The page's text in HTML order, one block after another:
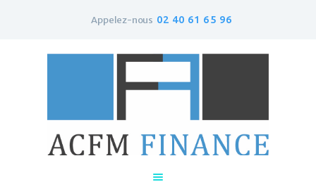
Appelez-nous 02 40 61 65 96
Qui sommes-nous ?
Le rachat de crédit